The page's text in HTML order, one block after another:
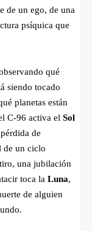
de un ego, de una
psíquica que
qué
siendo tocado
planetas están
C-96 activa el Sol
de
de un ciclo
una jubilación
toca la Luna,
de alguien